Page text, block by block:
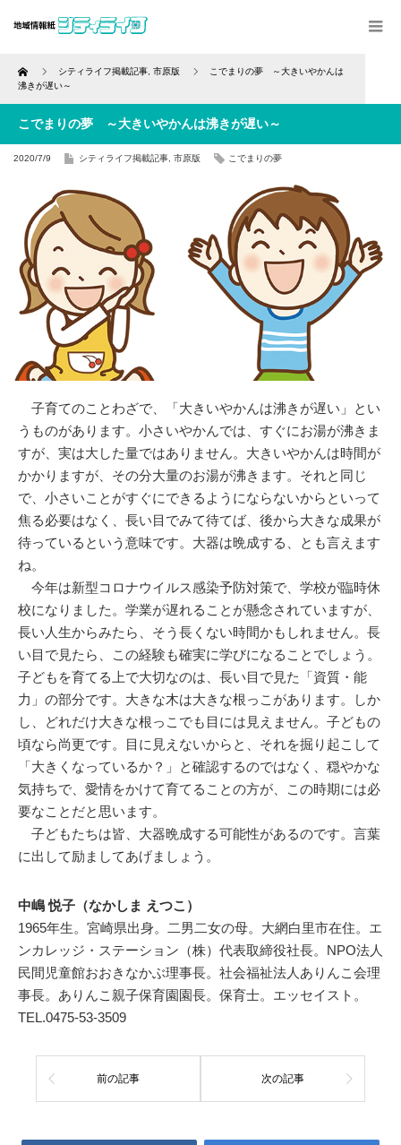
Home シティライフ掲載記事 市原版
こでまりの夢 ～大きいやかんは
沸きが遅い～
こでまりの夢 ～大きいやかんは沸きが遅い～
2020/7/9 シティライフ掲載記事 市原版 こでまりの夢
子育てのことわざで、「大きいやかんは沸きが遅い」とい
うものがあります。小さいやかんでは、すぐにお湯が沸きま
すが、実は大した量ではありません。大きいやかんは時間が
かかりますが、その分大量のお湯が沸きます。それと同じ
で、小さいことがすぐにできるようにならないからといって
焦る必要はなく、長い目でみて待てば、後から大きな成果が
待っているという意味です。大器は晩成する、とも言えます
ね。
今年は新型コロナウイルス感染予防対策で、学校が臨時休
校になりました。学業が遅れることが懸念されていますが、
長い人生からみたら、そう長くない時間かもしれません。長
い目で見たら、この経験も確実に学びになることでしょう。
子どもを育てる上で大切なのは、長い目で見た「資質・能
力」の部分です。大きな木は大きな根っこがあります。しか
し、どれだけ大きな根っこでも目には見えません。子どもの
頃なら尚更です。目に見えないからと、それを掘り起こして
「大きくなっているか？」と確認するのではなく、穏やかな
気持ちで、愛情をかけて育てることの方が、この時期には必
要なことだと思います。
子どもたちは皆、大器晩成する可能性があるのです。言葉
に出して励ましてあげましょう。
中嶋 悦子（なかしま えつこ）
1965年生。宮崎県出身。二男二女の母。大網白里市在住。エ
ンカレッジ・ステーション（株）代表取締役社長。NPO法人
民間児童館おおきなかぶ理事長。社会福祉法人ありんこ会理
事長。ありんこ親子保育園園長。保育士。エッセイスト。
TEL.0475-53-3509
前の記事 次の記事